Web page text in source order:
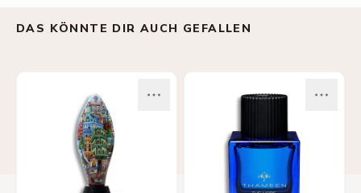
DAS KÖNNTE DIR AUCH GEFALLEN